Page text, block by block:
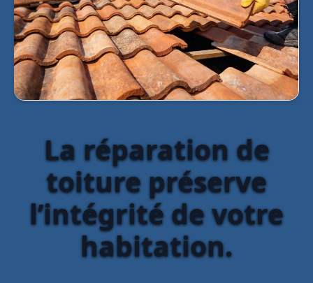
La réparation de
toiture préserve
l’intégrité de votre
habitation.